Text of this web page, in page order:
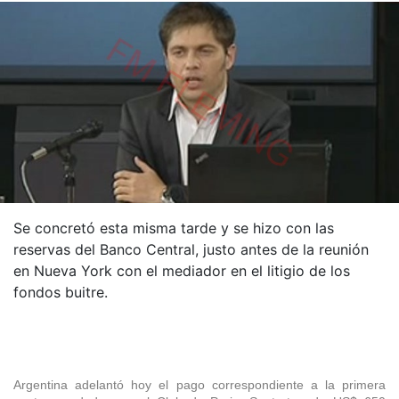
Se concretó esta misma tarde y se hizo con las
reservas del Banco Central, justo antes de la reunión
en Nueva York con el mediador en el litigio de los
fondos buitre.
Argentina adelantó hoy el pago correspondiente a la primera